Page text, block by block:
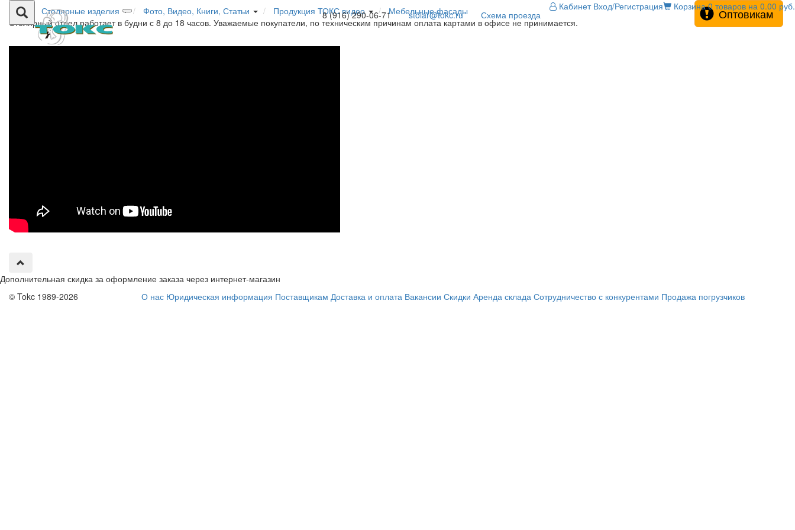
8 (916) 290-06-71 stolar@tokc.ru Схема проезда
Кабинет Вход/Регистрация Корзина 0 товаров на 0.00 руб.
Столярные изделия Фото, Видео, Книги, Статьи Продукция ТОКС видео
Мебельные фасады
Столярный отдел работает в будни с 8 до 18 часов. Уважаемые покупатели, по техническим причинам оплата картами в офисе не принимается.
Оптовикам
Дополнительная скидка за оформление заказа через интернет-магазин
© Tokc 1989-2026
О нас Юридическая информация Поставщикам Доставка и оплата Вакансии Скидки Аренда склада Сотрудничество с конкурентами Продажа погрузчиков